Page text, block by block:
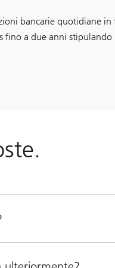
bancarie quotidiane
a due anni stipulando